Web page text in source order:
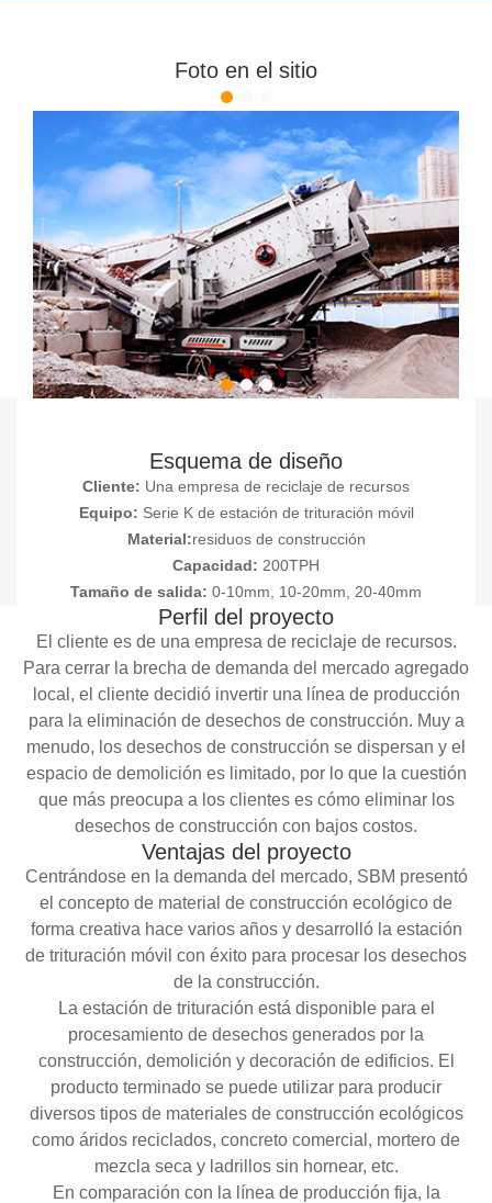
Foto en el sitio
Esquema de diseño
Cliente: Una empresa de reciclaje de recursos
Equipo: Serie K de estación de trituración móvil
Material:residuos de construcción
Capacidad: 200TPH
Tamaño de salida: 0-10mm, 10-20mm, 20-40mm
Perfil del proyecto
El cliente es de una empresa de reciclaje de recursos.
Para cerrar la brecha de demanda del mercado agregado
local, el cliente decidió invertir una línea de producción
para la eliminación de desechos de construcción. Muy a
menudo, los desechos de construcción se dispersan y el
espacio de demolición es limitado, por lo que la cuestión
que más preocupa a los clientes es cómo eliminar los
desechos de construcción con bajos costos.
Ventajas del proyecto
Centrándose en la demanda del mercado, SBM presentó
el concepto de material de construcción ecológico de
forma creativa hace varios años y desarrolló la estación
de trituración móvil con éxito para procesar los desechos
de la construcción.
La estación de trituración está disponible para el
procesamiento de desechos generados por la
construcción, demolición y decoración de edificios. El
producto terminado se puede utilizar para producir
diversos tipos de materiales de construcción ecológicos
como áridos reciclados, concreto comercial, mortero de
mezcla seca y ladrillos sin hornear, etc.
En comparación con la línea de producción fija, la